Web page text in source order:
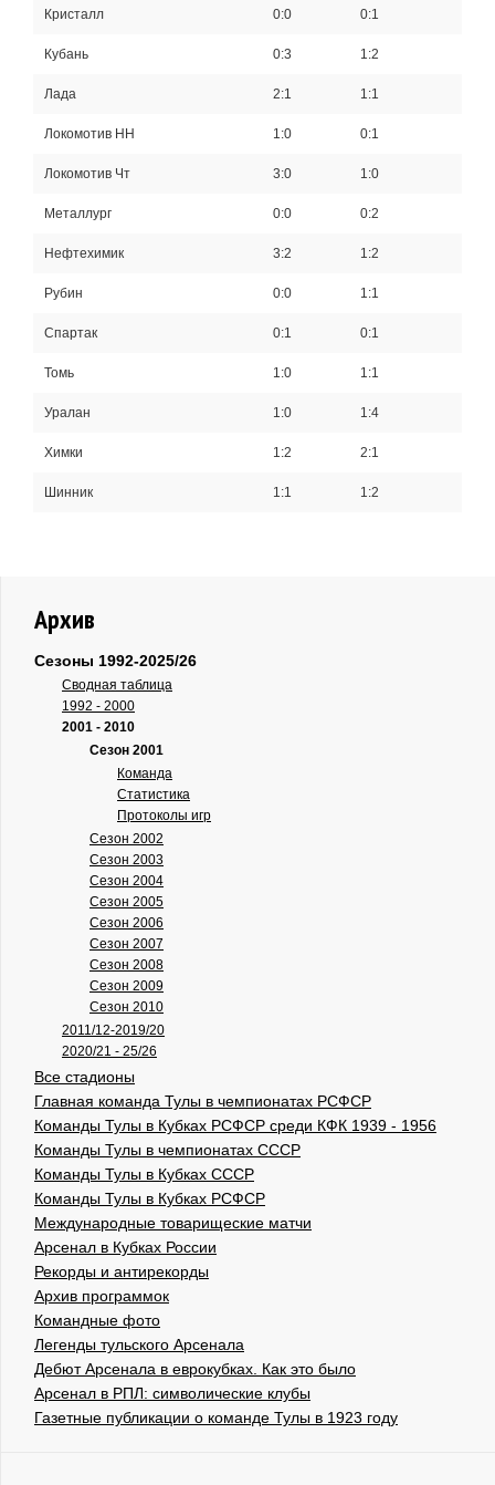
Кристалл 0:0 0:1
Кубань 0:3 1:2
Лада 2:1 1:1
Локомотив НН 1:0 0:1
Локомотив Чт 3:0 1:0
Металлург 0:0 0:2
Нефтехимик 3:2 1:2
Рубин 0:0 1:1
Спартак 0:1 0:1
Томь 1:0 1:1
Уралан 1:0 1:4
Химки 1:2 2:1
Шинник 1:1 1:2
Архив
Сезоны 1992-2025/26
Сводная таблица
1992 - 2000
2001 - 2010
Сезон 2001
Команда
Статистика
Протоколы игр
Сезон 2002
Сезон 2003
Сезон 2004
Сезон 2005
Сезон 2006
Сезон 2007
Сезон 2008
Сезон 2009
Сезон 2010
2011/12-2019/20
2020/21 - 25/26
Все стадионы
Главная команда Тулы в чемпионатах РСФСР
Команды Тулы в Кубках РСФСР среди КФК 1939 - 1956
Команды Тулы в чемпионатах СССР
Команды Тулы в Кубках СССР
Команды Тулы в Кубках РСФСР
Международные товарищеские матчи
Арсенал в Кубках России
Рекорды и антирекорды
Архив программок
Командные фото
Легенды тульского Арсенала
Дебют Арсенала в еврокубках. Как это было
Арсенал в РПЛ: символические клубы
Газетные публикации о команде Тулы в 1923 году